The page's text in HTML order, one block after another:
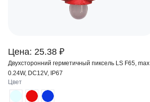
Цена: 25.38 ₽
Двухсторонний герметичный пиксель LS F65, max
0.24W, DC12V, IP67
Цвет